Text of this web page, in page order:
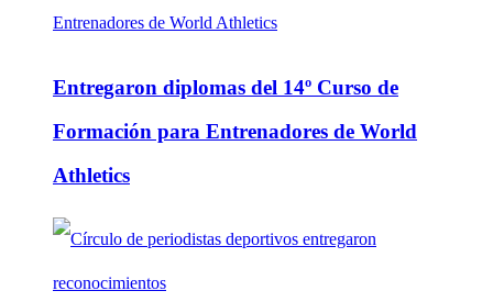
Entregaron diplomas del 14º Curso de
Formación para Entrenadores de World
Athletics